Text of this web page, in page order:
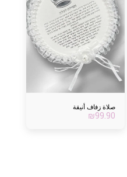
صلاة زفاف أنيقة
₪99.90